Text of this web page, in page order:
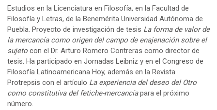
Estudios en la Licenciatura en Filosofía, en la Facultad de
Filosofía y Letras, de la Benemérita Universidad Autónoma de
Puebla. Proyecto de investigación de tesis La forma de valor de
la mercancía como origen del campo de enajenación sobre el
sujeto con el Dr. Arturo Romero Contreras como director de
tesis. Ha participado en Jornadas Leibniz y en el Congreso de
Filosofía Latinoamericana Hoy, además en la Revista
Protrepsis con el artículo La experiencia del deseo del Otro
como constitutiva del fetiche-mercancíapara el próximo
número.